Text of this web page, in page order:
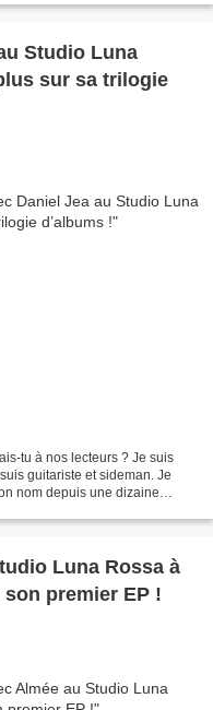
Studio Luna
sur sa trilogie
tu à nos lecteurs ? Je suis
guitariste et sideman. Je
nom depuis une dizaine
Luna Rossa à
premier EP !